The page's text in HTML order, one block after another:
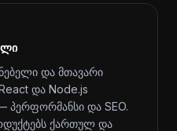
და მთავარი
და Node.js
პერფორმანსი და SEO.
ქართულ და